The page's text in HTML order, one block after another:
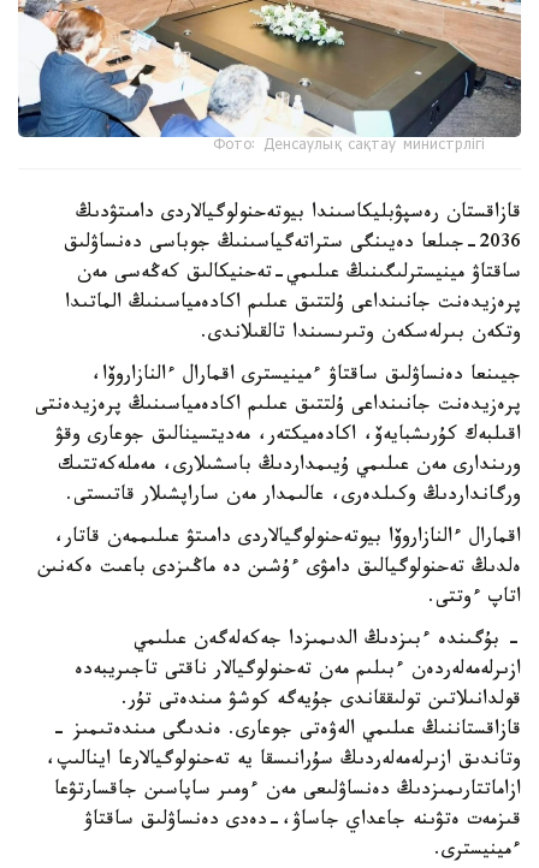
Фото: Денсаулық сақтау министрлігі
قازاقستان رەسپۋبليكاسىندا بيوتەحنولوگيالاردى دامىتۋدىڭ
2036-جىلعا دەيىنگى ستراتەگياسىنىڭ جوباسى دەنساۋلىق
ساقتاۋ مينيسترلىگىنىڭ عىلىمي-تەحنيكالىق كەڭەسى مەن
پرەزيدەنت جانىنداعى ۇلتتىق عىلىم اكادەمياسىنىڭ الماتىدا
وتكەن بىرلەسكەن وتىرىسىندا تالقىلاندى.
جيىنعا دەنساۋلىق ساقتاۋ ءمينيسترى اقمارال ءالنازاروۆا،
پرەزيدەنت جانىنداعى ۇلتتىق عىلىم اكادەمياسىنىڭ پرەزيدەنتى
اقىلبەك كۇرىشبايەۆ، اكادەميكتەر، مەديتسينالىق جوعارى وقۋ
ورىندارى مەن عىلىمي ۇيىمداردىڭ باسشىلارى، مەملەكەتتىك
ورگانداردىڭ وكىلدەرى، عالىمدار مەن ساراپشىلار قاتىستى.
اقمارال ءالنازاروۆا بيوتەحنولوگيالاردى دامىتۋ عىلىممەن قاتار،
ەلدىڭ تەحنولوگيالىق دامۋى ءۇشىن دە ماڭىزدى باعىت ەكەنىن
اتاپ ءوتتى.
- بۇگىندە ءبىزدىڭ الدىمىزدا جەكەلەگەن عىلىمي
ازىرلەمەلەردەن ءبىلىم مەن تەحنولوگيالار ناقتى تاجىريبەدە
قولدانىلاتىن تولىققاندى جۇيەگە كوشۋ مىندەتى تۇر.
قازاقستاننىڭ عىلىمي الەۋەتى جوعارى. ەندىگى مىندەتىمىز -
وتاندىق ازىرلەمەلەردىڭ سۇرانىسقا يە تەحنولوگيالارعا اينالىپ،
ازاماتتارىمىزدىڭ دەنساۋلىعى مەن ءومىر ساپاسىن جاقسارتۋعا
قىزمەت ەتۋىنە جاعداي جاساۋ،-دەدى دەنساۋلىق ساقتاۋ
ءمينيسترى.